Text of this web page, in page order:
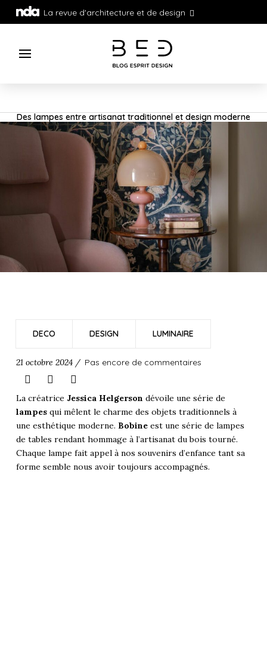
La revue d'architecture et de design
Des lampes entre artisanat traditionnel et design moderne
DECO DESIGN LUMINAIRE
21 octobre 2024 / Pas encore de commentaires
La créatrice Jessica Helgerson dévoile une série de
lampesqui mêlent le charme des objets traditionnels à
une esthétique moderne. Bobineest une série de lampes
de tables rendant hommage à l’artisanat du bois tourné.
Chaque lampe fait appel à nos souvenirs d’enfance tant sa
forme semble nous avoir toujours accompagnés.